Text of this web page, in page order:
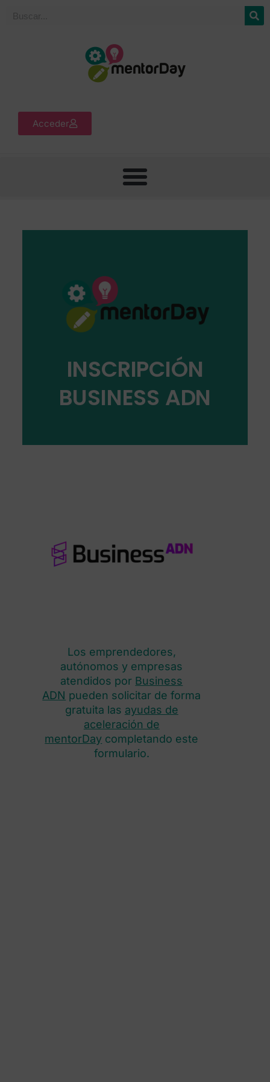
Acceder
INSCRIPCIÓN
BUSINESS ADN
Los emprendedores,
autónomos y empresas
atendidos por Business
ADN pueden solicitar de forma
gratuita las ayudas de
aceleración de
mentorDay completando este
formulario.